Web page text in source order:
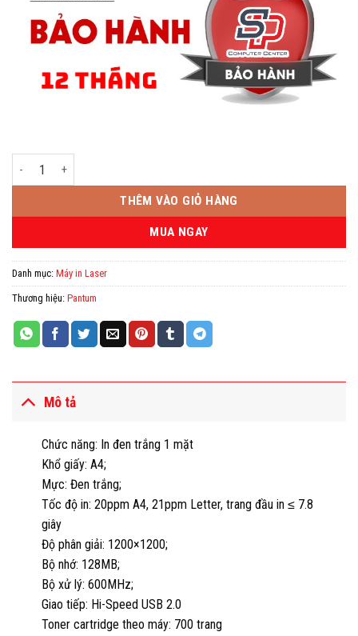
Máy in Laser PANTUM P2200 số lượng
THÊM VÀO GIỎ HÀNG
MUA NGAY
Danh mục: Máy in Laser
Thương hiệu: Pantum
Mô tả
Chức năng: In đen trắng 1 mặt
Khổ giấy: A4;
Mực: Đen trắng;
Tốc độ in: 20ppm A4, 21ppm Letter, trang đầu in ≤ 7.8
giây
Độ phân giải: 1200×1200;
Bộ nhớ: 128MB;
Bộ xử lý: 600MHz;
Giao tiếp: Hi-Speed USB 2.0
Toner cartridge theo máy: 700 trang